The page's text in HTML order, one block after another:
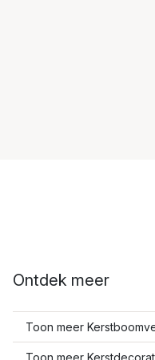
Ontdek meer
Toon meer
Toon meer